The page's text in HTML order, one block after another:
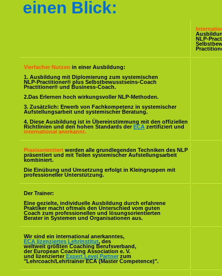
einen Blick:
NLP-
Vierfacher Nutzen in einer Ausbildung:
1. Ausbildung mit Diplomierung zum systemischen
NLP-Practitioner® plus Selbstbewusstseins-Coach
Practitioner® und Business-Coach.
2.Das Erlernen hoch wirkungsvoller NLP-Methoden.
3. Zusätzlich: Erwerb von Fachkompetenz in systemischer
Aufstellungsarbeit und systemischer Beratung.
4. Diese Ausbildung ist in Übereinstimmung mit den offiziellen
Richtlinien und den hohen Standards der ECA zertifiziert und
international anerkannt.
Praxisorientiert werden alle grundlegenden Techniken des NLP
präsentiert und mit Teilen systemischer Aufstellungsarbeit
kombiniert.
Die Einübung und Umsetzung erfolgt in Kleingruppen mit
professioneller Unterstützung.
Der Trainer:
Eine gezielte, individuelle Ausbildung durch erfahrene
Praktiker macht oftmals den Unterschied vom guten
Coach zum professionellen und lösungsorientierten
Berater in Systemen und Organisationen aus.
Wir sind ein international anerkanntes,
ECA lizenziertes Lehrinstitut, des
weltweit größten Coaching Berufsverband,
der European Coaching Association e. V.
und lizenzierter Expert Level Partner zum
"Lehrcoach/Lehrtrainer ECA (Master Competence)".